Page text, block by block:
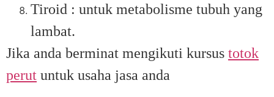
Tiroid : untuk metabolisme tubuh yang
lambat.
Jika anda berminat mengikuti kursus totok
perut untuk usaha jasa anda